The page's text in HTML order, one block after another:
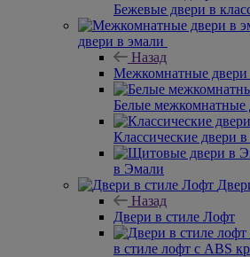
Бежевые двери в
двери в эмали
Назад
Межкомнатные двери
Белые межкомнатные
Классические двери
в Эмали
Назад
Двери в стиле Лофт
в стиле лофт с ABS